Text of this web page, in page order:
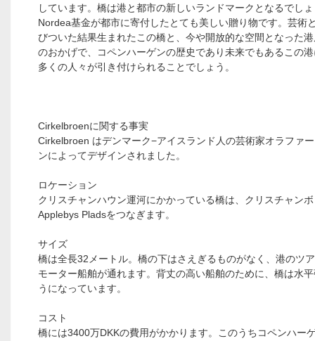
しています。橋は港と都市の新しいランドマークとなるでし
Nordea基金が都市に寄付したとても美しい贈り物です。芸術
びついた結果生まれたこの橋と、今や開放的な空間となった
のおかげで、コペンハーゲンの歴史であり未来でもあるこの
多くの人々が引き付けられることでしょう。
Cirkelbroenに関する事実
Cirkelbroen はデンマーク−アイスランド人の芸術家オラファ
ンによってデザインされました。
ロケーション
クリスチャンハウン運河にかかっている橋は、クリスチャン
Applebys Pladsをつなぎます。
サイズ
橋は全長32メートル。橋の下はさえぎるものがなく、港のツ
モーター船舶が通れます。背丈の高い船舶のために、橋は水
うになっています。
コスト
橋には3400万DKKの費用がかかります。このうちコペンハー